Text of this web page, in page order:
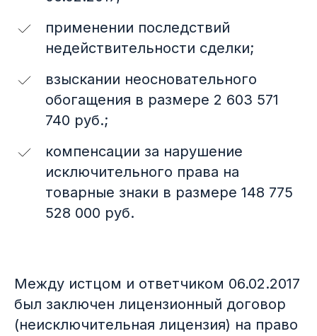
применении последствий
недействительности сделки;
взыскании неосновательного
обогащения в размере 2 603 571
740 руб.;
компенсации за нарушение
исключительного права на
товарные знаки в размере 148 775
528 000 руб.
Между истцом и ответчиком 06.02.2017
был заключен лицензионный договор
(неисключительная лицензия) на право